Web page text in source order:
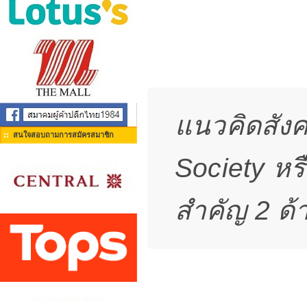
สนใจสอบถามการสมัครสมาชิก
แนวคิดสัง
Society ห
สำคัญ 2 ด้